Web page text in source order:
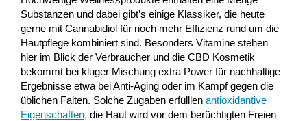
Substanzen und dabei gibt’s einige Klassiker, die heute
gerne mit Cannabidiol für noch mehr Effizienz rund um die
Hautpflege kombiniert sind. Besonders Vitamine stehen
hier im Blick der Verbraucher und die CBD Kosmetik
bekommt bei kluger Mischung extra Power für nachhaltige
Ergebnisse etwa bei Anti-Aging oder im Kampf gegen die
üblichen Falten. Solche Zugaben erfülllen antioxidantive
Eigenschaften, die Haut wird vor dem berüchtigten Freien